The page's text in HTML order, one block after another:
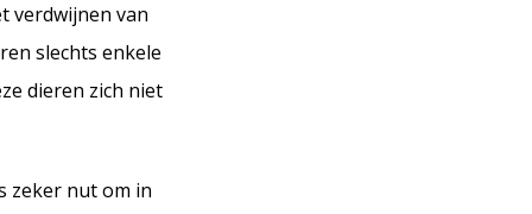
verdwijnen van
slechts enkele
dieren zich niet
zeker nut om in